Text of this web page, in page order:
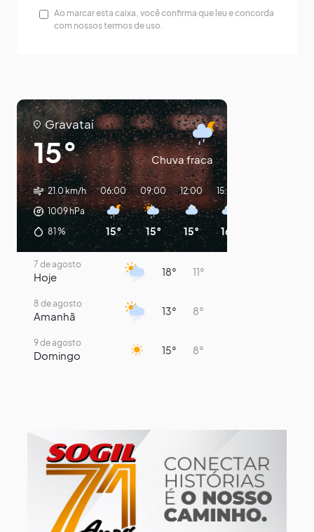
Ao marcar esta caixa, você confirma que leu e concorda
com nossos termos de uso.
Gravataí
15° Chuva fraca
21.0 km/h
1009hPa
81%
06:00
15°
09:00
15°
12:00
15°
15:00
16°
7 de agosto
Hoje 18° 11°
8 de agosto
Amanhã 13° 8°
9 de agosto
Domingo 15° 8°
12 de agosto
Quarta-Feira 13° 12°
13 de agosto
Quinta-Feira 15° 13°